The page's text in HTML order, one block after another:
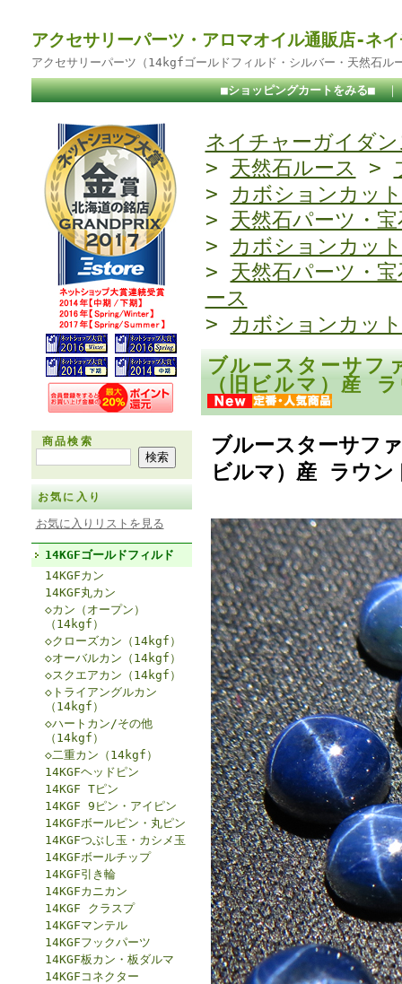
アクセサリーパーツ・アロマオイル通販店-ネ
アクセサリーパーツ（14kgfゴールドフィルド・シルバー・天然石ル
■ショッピングカートをみる■
商品検索
お気に入り
お気に入りリストを見る
14KGFゴールドフィルド
14KGFカン
14KGF丸カン
◇カン（オープン）
（14kgf）
◇クローズカン（14kgf）
◇オーバルカン（14kgf）
◇スクエアカン（14kgf）
◇トライアングルカン
（14kgf）
◇ハートカン/その他
（14kgf）
◇二重カン（14kgf）
14KGFヘッドピン
14KGF Tピン
14KGF 9ピン・アイピン
14KGFボールピン・丸ピン
14KGFつぶし玉・カシメ玉
14KGFボールチップ
14KGF引き輪
14KGFカニカン
14KGF クラスプ
14KGFマンテル
14KGFフックパーツ
14KGF板カン・板ダルマ
14KGFコネクター
ネイチャーガイダン
> 天然石ルース >
>
カボションカット
> 天然石パーツ・
>
カボションカット
> 天然石パーツ・
ース
>
カボションカット
ブルースターサフ
（旧ビルマ）産
ブルースターサフ
ビルマ）産 ラウ